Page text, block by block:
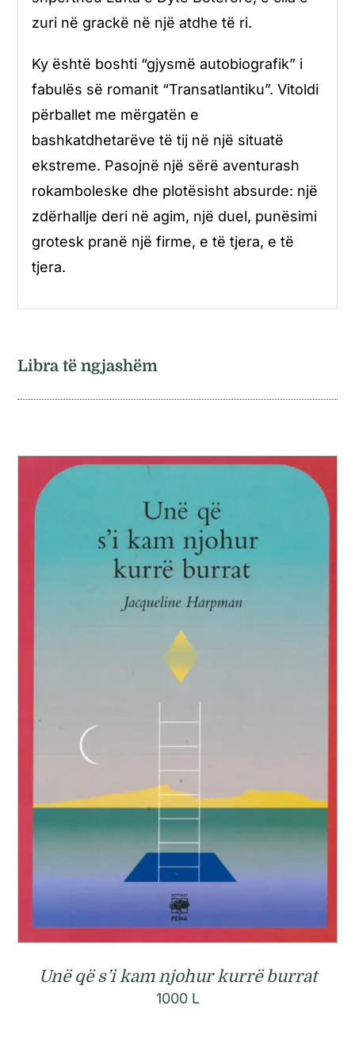
zuri në grackë në një atdhe të ri.
Ky është boshti “gjysmë autobiografik” i
fabulës së romanit “Transatlantiku”. Vitoldi
përballet me mërgatën e
bashkatdhetarëve të tij në një situatë
ekstreme. Pasojnë një sërë aventurash
rokamboleske dhe plotësisht absurde: një
zdërhallje deri në agim, një duel, punësimi
grotesk pranë një firme, e të tjera, e të
tjera.
Libra të ngjashëm
Unë që s’i kam njohur kurrë burrat
1000 L